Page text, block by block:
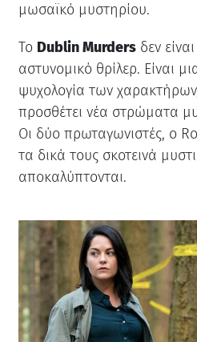
μωσαϊκό μυστηρίου.
Το Dublin Murdersδεν
αστυνομικό θρίλερ. Είναι
ψυχολογία των
προσθέτει νέα στρώματα
Οι δύο πρωταγωνιστές, ο
τα δικά τους σκοτεινά
αποκαλύπτονται.